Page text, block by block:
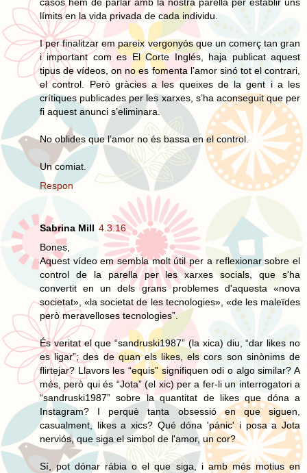
límits en la vida privada de cada individu.
I per finalitzar em pareix vergonyós que un comerç tan gran
i important com es El Corte Inglés, haja publicat aquest
tipus de vídeos, on no es fomenta l’amor sinó tot el contrari,
el control. Però gràcies a les queixes de la gent i a les
crítiques publicades per les xarxes, s’ha aconseguit que per
fi aquest anunci s’eliminara.
No oblides que l’amor no és bassa en el control.
Un comiat.
Respon
Sabrina Mill 4.3.16
Bones,
Aquest vídeo em sembla molt útil per a reflexionar sobre el
control de la parella per les xarxes socials, que s'ha
convertit en un dels grans problemes d'aquesta «nova
societat», «la societat de les tecnologies», «de les maleïdes
però meravelloses tecnologies”.
És veritat el que “sandruski1987” (la xica) diu, “dar likes no
es ligar”; des de quan els likes, els cors son sinònims de
flirtejar? Llavors les “equis” signifiquen odi o algo similar? A
més, però qui és “Jota” (el xic) per a fer-li un interrogatori a
“sandruski1987” sobre la quantitat de likes que dóna a
Instagram? I perquè tanta obsessió en que siguen,
casualment, likes a xics? Qué dóna 'pánic' i posa a Jota
nerviós, que siga el simbol de l'amor, un cor?
Sí, pot dónar rábia o el que siga, i amb més motius en